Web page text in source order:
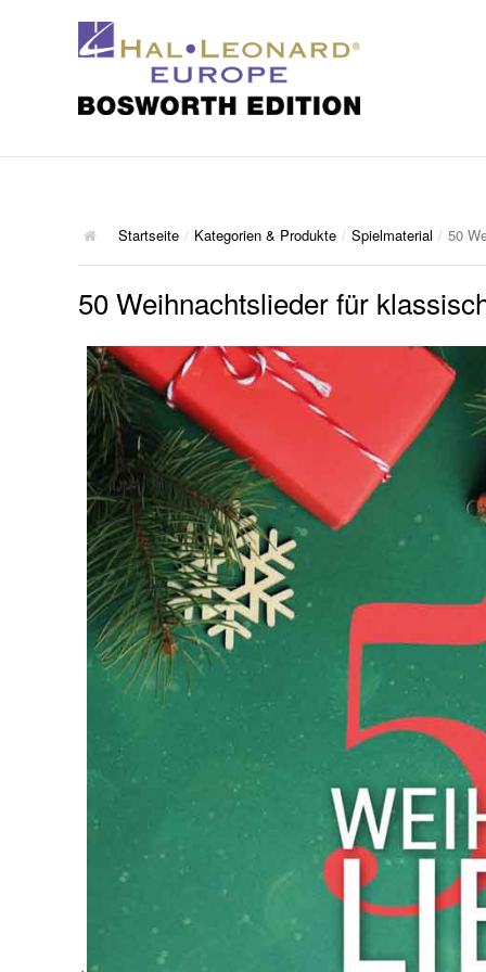
Startseite / Kategorien & Produkte / Spielmaterial / 50
50 Weihnachtslieder für